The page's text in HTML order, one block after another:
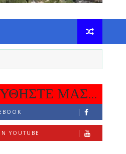
ΜΑΣ...
YOUTUBE